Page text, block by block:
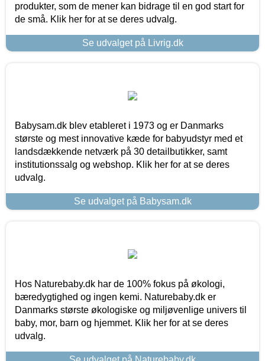
produkter, som de mener kan bidrage til en god start for
de små. Klik her for at se deres udvalg.
Se udvalget på Livrig.dk
Babysam.dk blev etableret i 1973 og er Danmarks
største og mest innovative kæde for babyudstyr med et
landsdækkende netværk på 30 detailbutikker, samt
institutionssalg og webshop. Klik her for at se deres
udvalg.
Se udvalget på Babysam.dk
Hos Naturebaby.dk har de 100% fokus på økologi,
bæredygtighed og ingen kemi. Naturebaby.dk er
Danmarks største økologiske og miljøvenlige univers til
baby, mor, barn og hjemmet. Klik her for at se deres
udvalg.